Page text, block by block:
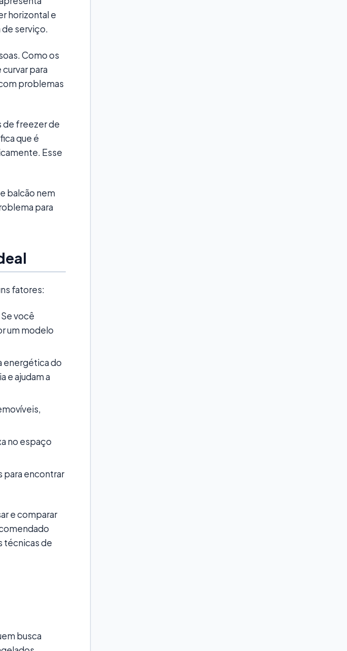
horizontal e
de serviço.
Como os
para
problemas
de freezer de
que é
Esse
balcão nem
para
fatores:
você
um modelo
energética do
e ajudam a
no espaço
para encontrar
e comparar
técnicas de
busca